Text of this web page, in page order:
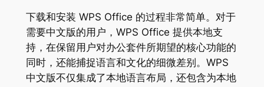
下载和安装 WPS Office 的过程非常简单。对于
需要中文版的用户，WPS Office 提供本地支
持，在保留用户对办公套件所期望的核心功能的
同时，还能捕捉语言和文化的细微差别。WPS
中文版不仅集成了本地语言布局，还包含为本地